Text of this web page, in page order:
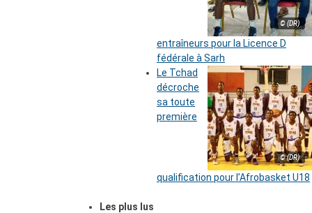
© (DR)
entraîneurs pour la Licence D
fédérale à Sarh
© (DR)
Le Tchad
décroche
sa toute
première
qualification pour l’Afrobasket U18
Les plus lus